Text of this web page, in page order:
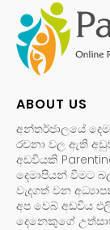
ABOUT US
අන්තර්ජාලයේ
රචනා වල ඇති
අඩවියකි
දෙමාපියන් වීමට
වැදගත් වන
අප වෙබ් අඩවිය
දෙනෙකුගේ